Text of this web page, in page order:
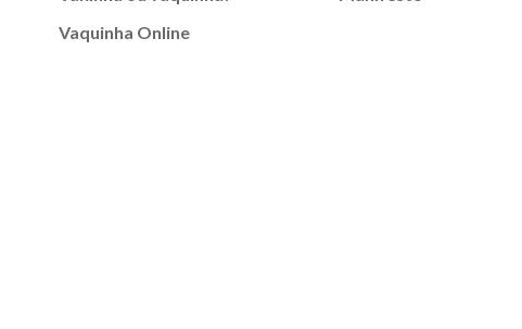
Vaquinha Online